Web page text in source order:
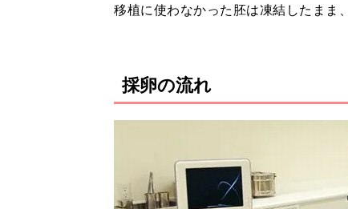
移植に使わなかった胚は凍結したまま
採卵の流れ